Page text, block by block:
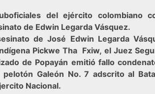
del ejército colombiano
de Edwin Legarda Vásquez.
de José Edwin Legarda
Pickwe Tha Fxiw, el Juez
de Popayán emitió fallo
Galeón No. 7 adscrito al
Nacional.